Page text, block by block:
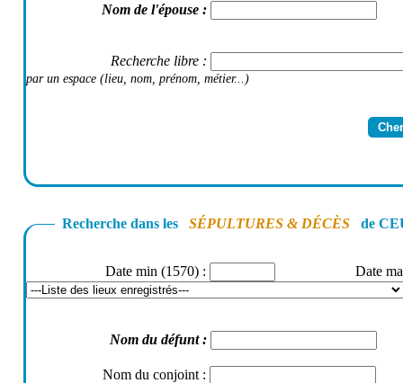
Nom de l'épouse :
Recherche libre :
par un espace (lieu, nom, prénom, métier...)
Recherche dans les SÉPULTURES & DÉCÈS de
Date min (1570) : Date
Nom du défunt:
Nom du conjoint :